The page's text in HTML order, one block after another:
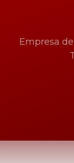
Empresa